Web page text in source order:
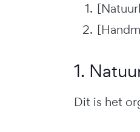
1.
Dit is het